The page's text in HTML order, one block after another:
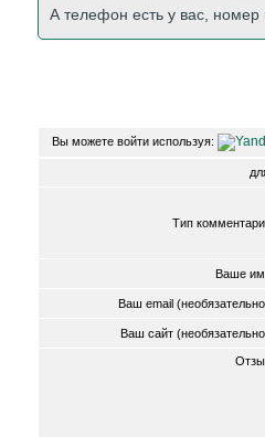
А телефон есть у вас, номер
Вы можете войти используя:
Тип
Ваше
Ваш email
Ваш сайт